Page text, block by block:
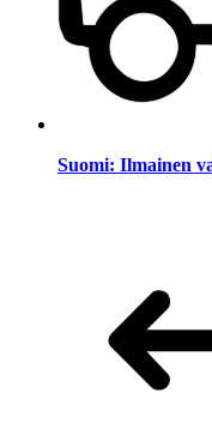
Suomi: Ilmainen